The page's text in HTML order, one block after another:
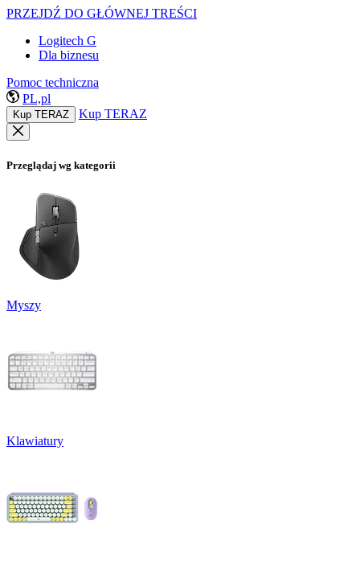
PRZEJDŹ DO GŁÓWNEJ TREŚCI
Logitech G
Dla biznesu
Pomoc techniczna
PL,pl
Kup TERAZ Kup TERAZ
Przeglądaj wg kategorii
Myszy
Klawiatury